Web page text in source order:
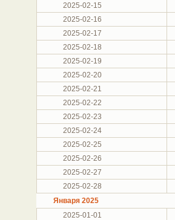
2025-02-15
2025-02-16
2025-02-17
2025-02-18
2025-02-19
2025-02-20
2025-02-21
2025-02-22
2025-02-23
2025-02-24
2025-02-25
2025-02-26
2025-02-27
2025-02-28
Января 2025
2025-01-01